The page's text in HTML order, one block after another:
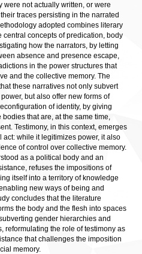
were not actually written, or were
traces persisting in the narrated
adopted combines literary
central concepts of predication, body
how the narrators, by letting
absence and presence escape,
in the power structures that
and the collective memory. The
these narratives not only subvert
but also offer new forms of
of identity, by giving
bodies that are, at the same time,
Testimony, in this context, emerges
act: while it legitimizes power, it also
of control over collective memory.
as a political body and an
refuses the impositions of
itself into a territory of knowledge
new ways of being and
concludes that the literature
the body and the flesh into spaces
gender hierarchies and
reformulating the role of testimony as
that challenges the imposition
memory.